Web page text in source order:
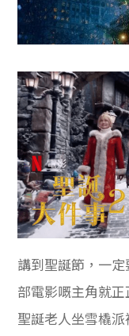
講到聖誕節，一
部電影嘅主角就
聖誕老人坐雪橇